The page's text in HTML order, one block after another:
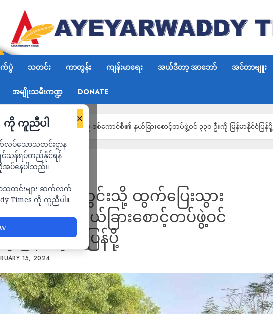
က်ပွဲ သတင်း ကာတွန်း ကျန်းမာရေး အယ်ဒီတာ့ အာဘော် အင်တာဗျူး
အမျိုးသမီးကဏ္ဍ DONATE
×
ကို ကူညီပါ
ပ်သောသတင်းဌာန
င်သန်ရပ်တည်နိုင်ရန်
နေပါသည်။
သတင်းများ ဆက်လက်
Times ကို ကူညီပါ။
ငံအတွင်းသို့ ထွက်ပြေးသွားသည့် စစ်ကောင်စီ၏ နယ်ခြားစောင့်တပ်ဖွဲ့ဝင် ၃၃၀ ဦးကို မြန်မာနိုင်ငံပြန်ပို့
ဒေ့ရှ်နိုင်ငံအတွင်းသို့ ထွက်ပြေးသွား
ောင်စီ၏ နယ်ခြားစောင့်တပ်ဖွဲ့ဝင်
မြန်မာနိုင်ငံပြန်ပို့
15, 2024